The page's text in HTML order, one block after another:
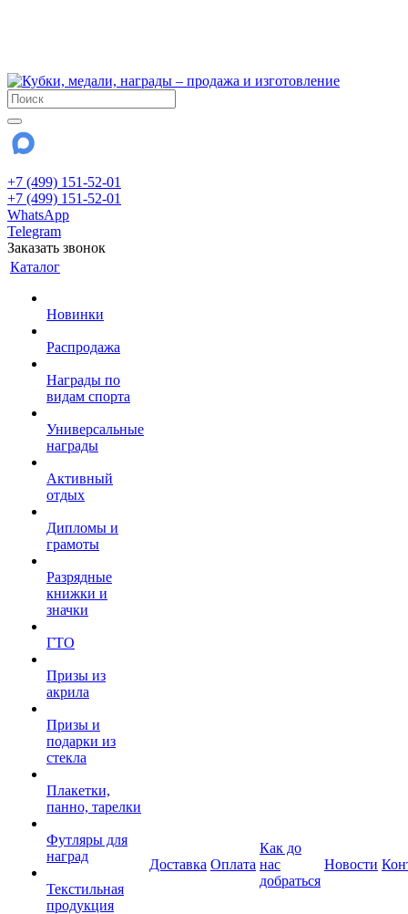
+7 (499) 151-52-01
+7 (499) 151-52-01
WhatsApp
Telegram
Заказать звонок
Каталог
Новинки
Распродажа
Награды по
видам спорта
Универсальные
награды
Активный
отдых
Дипломы и
грамоты
Разрядные
книжки и
значки
ГТО
Призы из
акрила
Призы и
подарки из
стекла
Плакетки,
панно, тарелки
Футляры для
наград
Текстильная
продукция
Доставка Оплата
Как до
нас
добраться
Новости